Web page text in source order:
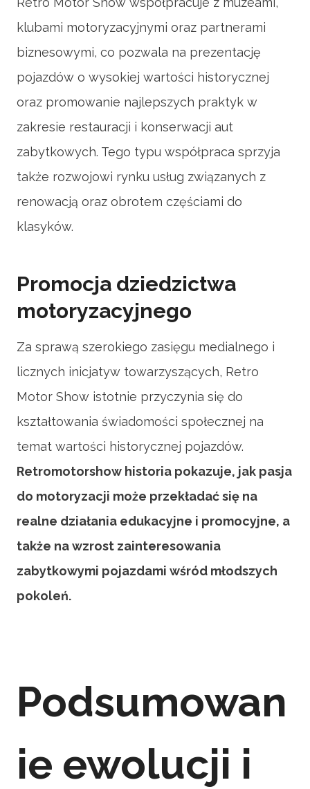
klubami motoryzacyjnymi oraz partnerami
biznesowymi, co pozwala na prezentację
pojazdów o wysokiej wartości historycznej
oraz promowanie najlepszych praktyk w
zakresie restauracji i konserwacji aut
zabytkowych. Tego typu współpraca sprzyja
także rozwojowi rynku usług związanych z
renowacją oraz obrotem częściami do
klasyków.
Promocja dziedzictwa
motoryzacyjnego
Za sprawą szerokiego zasięgu medialnego i
licznych inicjatyw towarzyszących, Retro
Motor Show istotnie przyczynia się do
kształtowania świadomości społecznej na
temat wartości historycznej pojazdów.
Retromotorshow historia pokazuje, jak pasja
do motoryzacji może przekładać się na
realne działania edukacyjne i promocyjne, a
także na wzrost zainteresowania
zabytkowymi pojazdami wśród młodszych
pokoleń.
Podsumowan
ie ewolucji i